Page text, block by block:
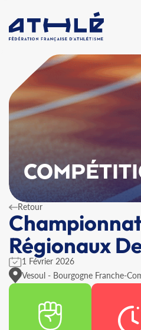
Retour
Régionaux
1 Février 2026
Vesoul - Bourgogne Franche-